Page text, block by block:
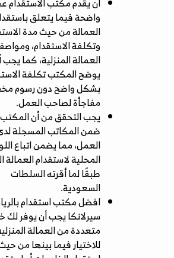
واضحة فيما يتعلق
العمالة من حيث مدة
وتكلفة الاستقدام،
العمالة المنزلية، كما يجب
يوضح المكتب تكلفة
بشكل واضح دون رسوم
مفاجأة لصاحب العمل.
يجب التحقق من أن
ضمنالمكاتب المسجلة
العمل، مما يضمن اتباع
المحلية لاستقدام العمالة
طبقًا لما أقرته السلطات
السعودية.
افضل مكتب استقدام
سيرلانكا يجب أن يوفر لك
متعددة من العمالة
للاختيار فيما بينها من